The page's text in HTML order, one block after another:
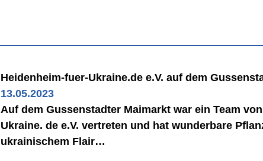
Heidenheim-fuer-Ukraine.de e.V. auf dem
13.05.2023
Auf dem Gussenstadter Maimarkt war ein Team
Ukraine. de e.V. vertreten und hat wunderbare
ukrainischem Flair…